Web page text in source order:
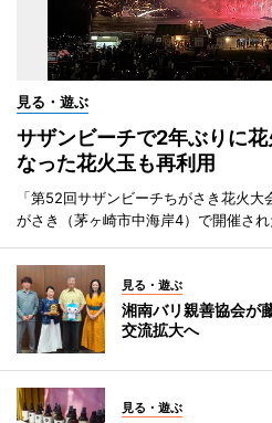
見る・遊ぶ
サザンビーチで2年ぶりに
なった花火玉も再利用
「第52回サザンビーチちがさき花火
がさき（茅ヶ崎市中海岸4）で開催され
見る・遊ぶ
湘南バリ親善協会が
交流拡大へ
見る・遊ぶ